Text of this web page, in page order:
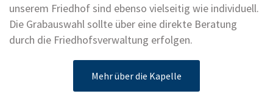
unserem Friedhof sind ebenso vielseitig wie individuell.
Die Grabauswahl sollte über eine direkte Beratung
durch die Friedhofsverwaltung erfolgen.
Mehr über die Kapelle